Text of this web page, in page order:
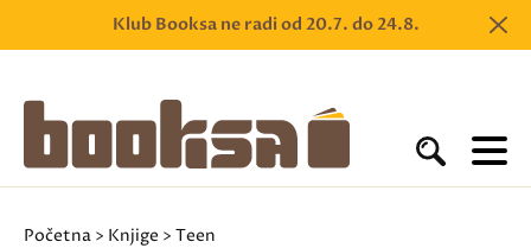
Klub Booksa ne radi od 20.7. do 24.8.
Početna > Knjige > Teen